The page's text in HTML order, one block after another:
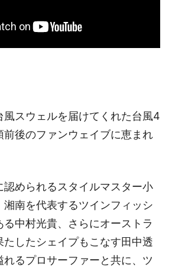
風スウェルを届けてくれた台風4
前後のファンウェイブに恵まれ
認められるスタイルマスター小
南を代表するツインフィッシ
る中村光貴、さらにオーストラ
たしたシェイプもこなす田中透
るプロサーファーと共に、ツ